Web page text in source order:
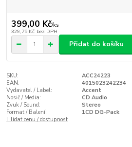
399,00 Kč/ks
329,75 Kč bez DPH
Přidat do košíku
SKU:
ACC24223
EAN:
4015023242234
Vydavatel / Label:
Accent
Nosič / Media:
CD Audio
Zvuk / Sound:
Stereo
Format / Balení:
1CD DG-Pack
Hlídat cenu / dostupnost